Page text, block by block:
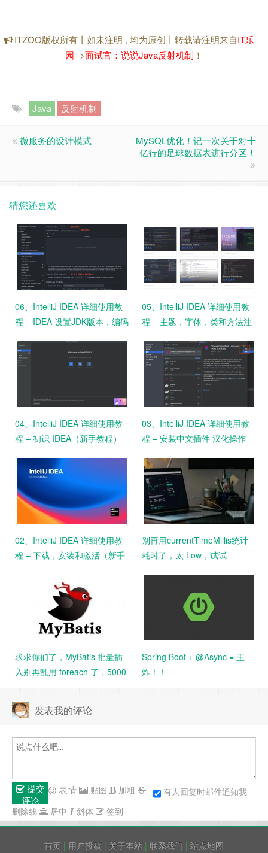
ITZOO版权所有丨如未注明 , 均为原创丨转载请注明来自IT乐
园 ->面试官：说说Java反射机制 ！
Java 反射机制
微服务的设计模式
MySQL优化！记一次关于对十
亿行的足球数据表进行分区！
猜您还喜欢
06、IntelliJ IDEA 详细使用教
程 – IDEA 设置JDK版本，编码
05、IntelliJ IDEA 详细使用教
程 – 主题，字体，类和方法注
04、IntelliJ IDEA 详细使用教
程 – 初识 IDEA（新手教程）
03、IntelliJ IDEA 详细使用教
程 – 安装中文插件 汉化操作
02、IntelliJ IDEA 详细使用教
程 – 下载，安装和激活（新手
别再用currentTimeMillis统计
耗时了，太 Low，试试
求求你们了，MyBatis 批量插
入别再乱用 foreach 了，5000
Spring Boot + @Async = 王
炸！！
发表我的评论
提交
评论
有人回复时邮件通知我
表情 贴图
加粗
删除线
居中 斜体 签到
首页 | 用户投稿 | 关于本站 | 联系我们 | 站点地图